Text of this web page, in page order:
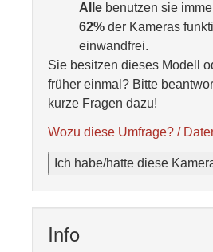
Alle benutzen sie
62% der Kameras
einwandfrei.
Sie besitzen dieses Modell
früher einmal? Bitte
kurze Fragen dazu!
Wozu diese Umfrage? /
Ich habe/hatte diese
Info